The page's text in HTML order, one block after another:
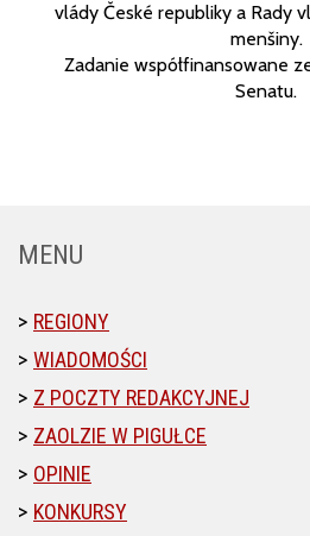
vlády České republiky a Rady
menšiny.
Zadanie współfinansowane
Senatu.
MENU
REGIONY
WIADOMOŚCI
Z POCZTY REDAKCYJNEJ
ZAOLZIE W PIGUŁCE
OPINIE
KONKURSY